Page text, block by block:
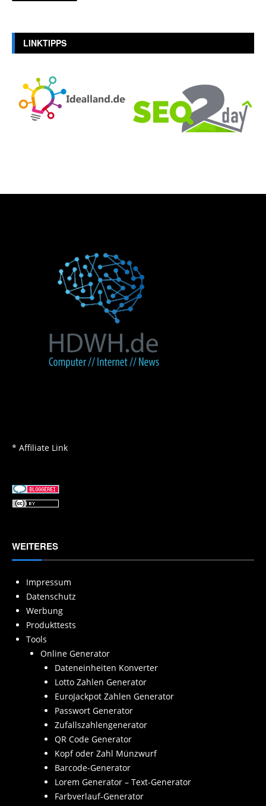
LINKTIPPS
* Affiliate Link
WEITERES
Impressum
Datenschutz
Werbung
Produkttests
Tools
Online Generator
Dateneinheiten Konverter
Lotto Zahlen Generator
EuroJackpot Zahlen Generator
Passwort Generator
Zufallszahlengenerator
QR Code Generator
Kopf oder Zahl Münzwurf
Barcode-Generator
Lorem Generator – Text-Generator
Farbverlauf-Generator